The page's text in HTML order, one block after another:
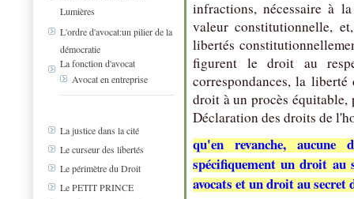
Lumières
L'ordre d'avocat:un pilier de la
démocratie
La fonction d'avocat
Avocat en entreprise
La justice dans la cité
Le curseur des libertés
Le périmètre du Droit
Le PETIT PRINCE
infractions, nécessaire à
valeur constitutionnelle,
libertés
figurent le droit au
correspondances, la
droit à un procès équitable,
Déclaration des droits de
qu'en revanche, aucune
spécifiquement un droit au
avocats et un droit au secret